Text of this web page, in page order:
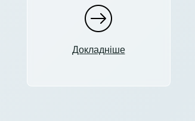
Докладніше